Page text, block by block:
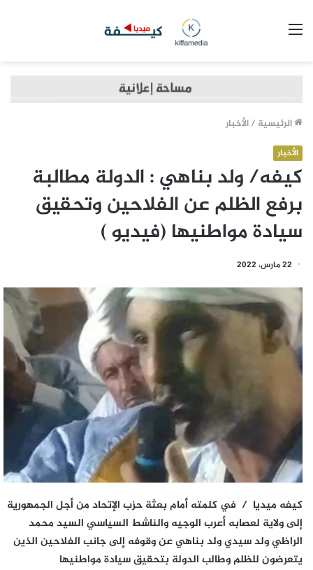
الرئيسية /الأخبار
الأخبار
كيفه/ ولد بناهي : الدولة مطالبة
برفع الظلم عن الفلاحين وتحقيق
سيادة مواطنيها (فيديو )
22 مارس، 2022
كيفه ميديا / في كلمته أمام بعثة حزب الإتحاد من أجل الجمهورية
إلى ولاية لعصابه أعرب الوجيه والناشط السياسي السيد محمد
الراظي ولد سيدي ولد بناهي عن وقوفه إلى جانب الفلاحين الذين
يتعرضون للظلم وطالب الدولة بتحقيق سيادة مواطنيها